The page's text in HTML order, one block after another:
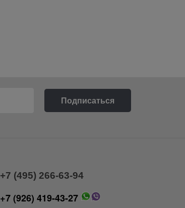
+7 (495) 266-63-94
+7 (926) 419-43-27